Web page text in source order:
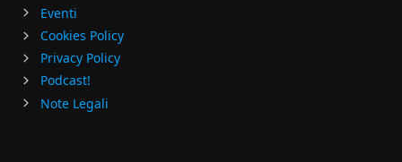
Eventi
Cookies Policy
Privacy Policy
Podcast!
Note Legali